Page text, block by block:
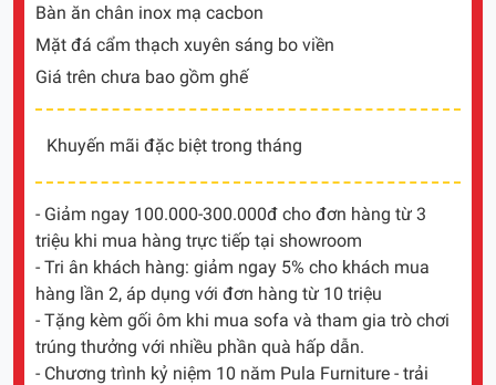
Bàn ăn chân inox mạ cacbon
Mặt đá cẩm thạch xuyên sáng bo viền
Giá trên chưa bao gồm ghế
Khuyến mãi đặc biệt trong tháng
- Giảm ngay 100.000-300.000đ cho đơn hàng từ 3
triệu khi mua hàng trực tiếp tại showroom
- Tri ân khách hàng: giảm ngay 5% cho khách mua
hàng lần 2, áp dụng với đơn hàng từ 10 triệu
- Tặng kèm gối ôm khi mua sofa và tham gia trò chơi
trúng thưởng với nhiều phần quà hấp dẫn.
- Chương trình kỷ niệm 10 năm Pula Furniture - trải